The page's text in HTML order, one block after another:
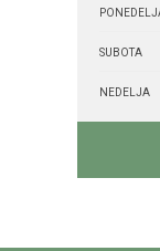
SUBOTA
NEDELJA